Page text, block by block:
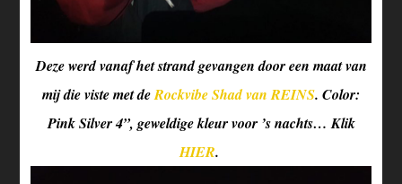
Deze werd vanaf het strand gevangen door een maat van
mij die viste met deRockvibe Shad van REINS. Color:
Pink Silver 4”, geweldige kleur voor ’s nachts… Klik
HIER.